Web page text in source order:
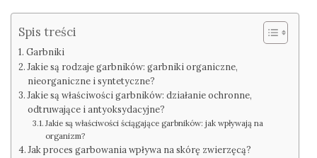
Spis treści
Garbniki
Jakie są rodzaje garbników: garbniki organiczne,
nieorganiczne i syntetyczne?
Jakie są właściwości garbników: działanie ochronne,
odtruwające i antyoksydacyjne?
Jakie są właściwości ściągające garbników: jak wpływają na
organizm?
Jak proces garbowania wpływa na skórę zwierzęcą?